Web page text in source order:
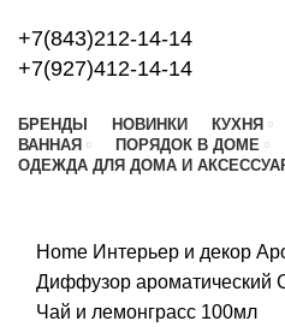
+7(843)212-14-14
+7(927)412-14-14
БРЕНДЫ НОВИНКИ КУХНЯ
ВАННАЯ
ПОРЯДОК В ДОМЕ
ОДЕЖДА ДЛЯ ДОМА И
Home Интерьер и декор
Диффузор ароматический
Чай и лемонграсс 100мл